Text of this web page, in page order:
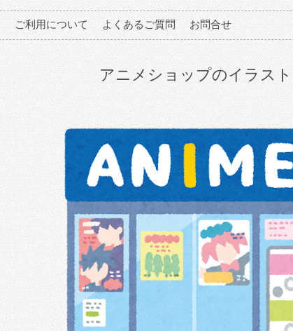
ご利用について よくあるご質問 お問合せ
アニメショップのイラスト